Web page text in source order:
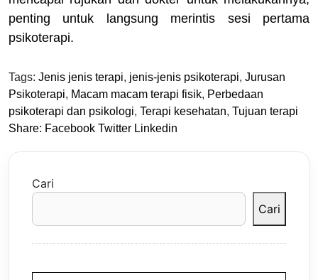
penting untuk langsung merintis sesi pertama
psikoterapi.
Tags: Jenis jenis terapi, jenis-jenis psikoterapi, Jurusan
Psikoterapi, Macam macam terapi fisik, Perbedaan
psikoterapi dan psikologi, Terapi kesehatan, Tujuan terapi
Share: Facebook Twitter Linkedin
Cari
Cari